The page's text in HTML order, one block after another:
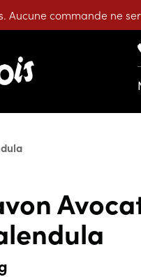
Aucune commande ne